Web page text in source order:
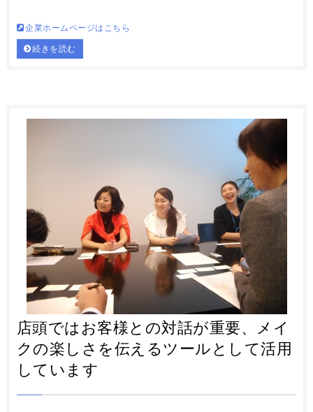
企業ホームページはこちら
続きを読む
店頭ではお客様との対話が重要、メイ
クの楽しさを伝えるツールとして活用
しています